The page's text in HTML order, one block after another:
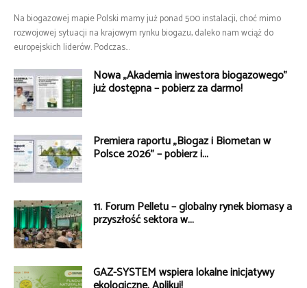
Na biogazowej mapie Polski mamy już ponad 500 instalacji, choć mimo
rozwojowej sytuacji na krajowym rynku biogazu, daleko nam wciąż do
europejskich liderów. Podczas...
Nowa „Akademia inwestora biogazowego”
już dostępna – pobierz za darmo!
Premiera raportu „Biogaz i Biometan w
Polsce 2026” – pobierz i...
11. Forum Pelletu – globalny rynek biomasy a
przyszłość sektora w...
GAZ-SYSTEM wspiera lokalne inicjatywy